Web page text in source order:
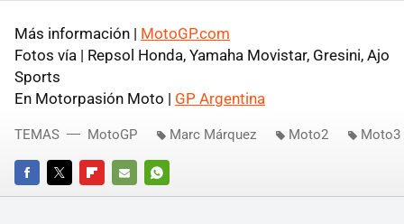
Más información | MotoGP.com
Fotos vía | Repsol Honda, Yamaha Movistar, Gresini, Ajo
Sports
En Motorpasión Moto | GP Argentina
FACEBOOKTWITTERFLIPBOARD
E-
WHATSAPP
TEMAS MotoGP Marc Márquez Moto2 Moto3